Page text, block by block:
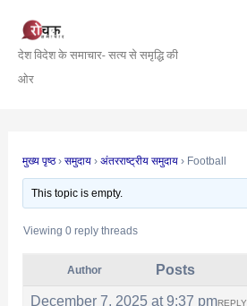
content
देश विदेश के समाचार- सत्य से समृद्धि की
ओर
मुख्य पृष्ठ › समुदाय › अंतरराष्ट्रीय समुदाय › Football
This topic is empty.
Viewing 0 reply threads
Author Posts
December 7, 2025 at 9:37 pmREPLY
navigation